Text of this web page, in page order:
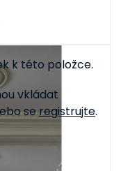
k této položce.
vkládat
seregistrujte.